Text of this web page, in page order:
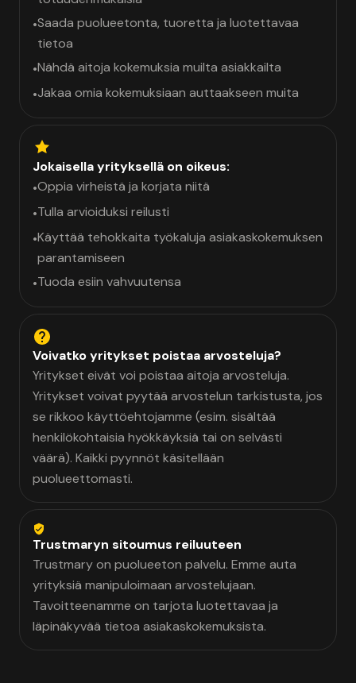
•Saada puolueetonta, tuoretta ja luotettavaa
tietoa
•Nähdä aitoja kokemuksia muilta asiakkailta
•Jakaa omia kokemuksiaan auttaakseen muita
Jokaisella yrityksellä on oikeus:
•Oppia virheistä ja korjata niitä
•Tulla arvioiduksi reilusti
•Käyttää tehokkaita työkaluja asiakaskokemuksen
parantamiseen
•Tuoda esiin vahvuutensa
Voivatko yritykset poistaa arvosteluja?
Yritykset eivät voi poistaa aitoja arvosteluja.
Yritykset voivat pyytää arvostelun tarkistusta, jos
se rikkoo käyttöehtojamme (esim. sisältää
henkilökohtaisia hyökkäyksiä tai on selvästi
väärä). Kaikki pyynnöt käsitellään
puolueettomasti.
Trustmaryn sitoumus reiluuteen
Trustmary on puolueeton palvelu. Emme auta
yrityksiä manipuloimaan arvostelujaan.
Tavoitteenamme on tarjota luotettavaa ja
läpinäkyvää tietoa asiakaskokemuksista.